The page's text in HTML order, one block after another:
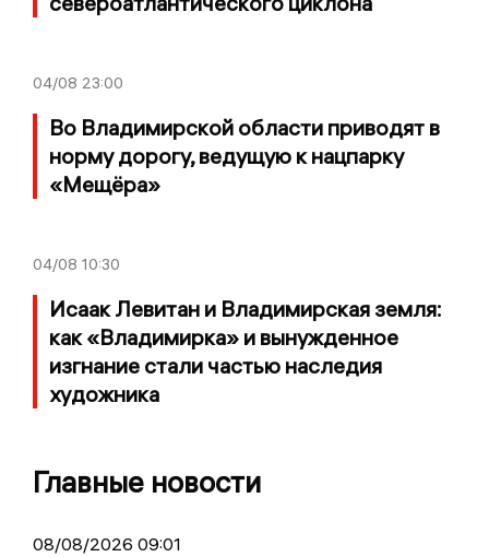
04/08 23:00
Во Владимирской области приводят в
норму дорогу, ведущую к нацпарку
«Мещёра»
04/08 10:30
Исаак Левитан и Владимирская земля:
как «Владимирка» и вынужденное
изгнание стали частью наследия
художника
Главные новости
08/08/2026 09:01